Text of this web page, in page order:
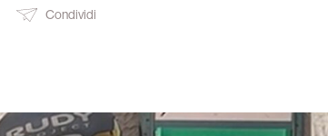
Condividi